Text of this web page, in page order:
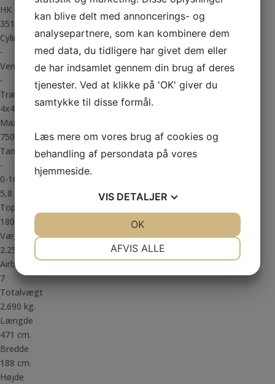
HK
351
Cylindre
-
Ventiler
-
Trækhjul
4x4
Max. påhæng
750 Kg.
Tank
-
0-100 km/t.
5,8
Topfart
180 km/t.
Vægt
2.257 kg.
Airbags
7
Totalvægt
2.690 kg.
Længde
471 cm.
Bredde
188 cm.
Højde
kan blive delt med annoncerings- og
analysepartnere, som kan kombinere dem
med data, du tidligere har givet dem eller
de har indsamlet gennem din brug af deres
tjenester. Ved at klikke på 'OK' giver du
samtykke til disse formål.
Læs mere om vores brug af cookies og
behandling af persondata på vores
hjemmeside.
VIS DETALJER
AFVIS ALLE
OK